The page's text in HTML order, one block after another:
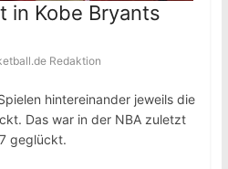
in Kobe Bryants
Redaktion
hintereinander jeweils die
Das war in der NBA zuletzt
geglückt.